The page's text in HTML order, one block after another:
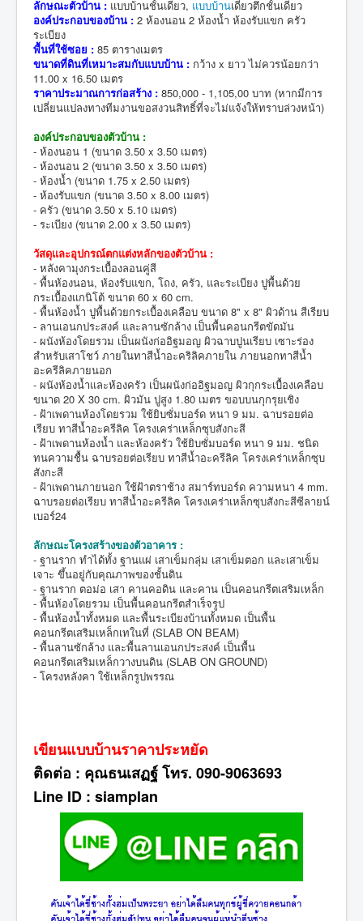
ลักษณะตัวบ้าน : แบบบ้านชั้นเดียว, แบบบ้านเดี่ยวตึกชั้นเดียว
องค์ประกอบของบ้าน : 2 ห้องนอน 2 ห้องน้ำ ห้องรับแขก ครัว
ระเบียง
พื้นที่ใช้ซอย : 85 ตารางเมตร
ขนาดที่ดินที่เหมาะสมกับแบบบ้าน : กว้าง x ยาว ไม่ควรน้อยกว่า
11.00 x 16.50 เมตร
ราคาประมาณการก่อสร้าง : 850,000 - 1,105,00 บาท (หากมีการ
เปลี่ยนแปลงทางทีมงานขอสงวนสิทธิ์ที่จะไม่แจ้งให้ทราบล่วงหน้า)
องค์ประกอบของตัวบ้าน :
- ห้องนอน 1 (ขนาด 3.50 x 3.50 เมตร)
- ห้องนอน 2 (ขนาด 3.50 x 3.50 เมตร)
- ห้องน้ำ (ขนาด 1.75 x 2.50 เมตร)
- ห้องรับแขก (ขนาด 3.50 x 8.00 เมตร)
- ครัว (ขนาด 3.50 x 5.10 เมตร)
- ระเบียง (ขนาด 2.00 x 3.50 เมตร)
วัสดุและอุปกรณ์ตกแต่งหลักของตัวบ้าน :
- หลังคามุงกระเบื้องลอนคู่สี
- พื้นห้องนอน, ห้องรับแขก, โถง, ครัว, และระเบียง ปูพื้นด้วย
กระเบื้องแกนิโต้ ขนาด 60 x 60 cm.
- พื้นห้องน้ำ ปูพื้นด้วยกระเบื้องเคลือบ ขนาด 8" x 8" ผิวด้าน สีเรียบ
- ลานเอนกประสงค์ และลานซักล้าง เป็นพื้นคอนกรีตขัดมัน
- ผนังห้องโดยรวม เป็นผนังก่ออิฐมอญ ผิวฉาบปูนเรียบ เซาะร่อง
สำหรับเสาโชว์ ภายในทาสีน้ำอะคริลิคภายใน ภายนอกทาสีน้ำ
อะครีลิคภายนอก
- ผนังห้องน้ำและห้องครัว เป็นผนังก่ออิฐมอญ ผิวกุกระเบื้องเคลือบ
ขนาด 20 X 30 cm. ผิวมัน ปูสูง 1.80 เมตร ขอบบนกุกรุยเชิง
- ฝ้าเพดานห้องโดยรวม ใช้ยิบซั่มบอร์ด หนา 9 มม. ฉาบรอยต่อ
เรียบ ทาสีน้ำอะครีลิค โครงเคร่าเหล็กซุบสังกะสี
- ฝ้าเพดานห้องน้ำ และห้องครัว ใช้ยิบซั่มบอร์ด หนา 9 มม. ชนิด
ทนความชื้น ฉาบรอยต่อเรียบ ทาสีน้ำอะครีลิค โครงเคร่าเหล็กซุบ
สังกะสี
- ฝ้าเพดานภายนอก ใช้ฝ้าตราช้าง สมาร์ทบอร์ด ความหนา 4 mm.
ฉาบรอยต่อเรียบ ทาสีน้ำอะครีลิค โครงเคร่าเหล็กซุบสังกะสีซีลายน์
เบอร์24
ลักษณะโครงสร้างของตัวอาคาร :
- ฐานราก ทำได้ทั้ง ฐานแผ่ เสาเข็มกลุ่ม เสาเข็มตอก และเสาเข็ม
เจาะ ขึ้นอยู่กับคุณภาพของชั้นดิน
- ฐานราก ตอม่อ เสา คานคอดิน และคาน เป็นคอนกรีตเสริมเหล็ก
- พื้นห้องโดยรวม เป็นพื้นคอนกรีตสำเร็จรูป
- พื้นห้องน้ำทั้งหมด และพื้นระเบียงบ้านทั้งหมด เป็นพื้น
คอนกรีตเสริมเหล็กเทในที่ (SLAB ON BEAM)
- พื้นลานซักล้าง และพื้นลานเอนกประสงค์ เป็นพื้น
คอนกรีตเสริมเหล็กวางบนดิน (SLAB ON GROUND)
- โครงหลังคา ใช้เหล็กรูปพรรณ
เขียนแบบบ้านราคาประหยัด
ติดต่อ : คุณธนเสฏฐ์ โทร. 090-9063693
Line ID : siamplan